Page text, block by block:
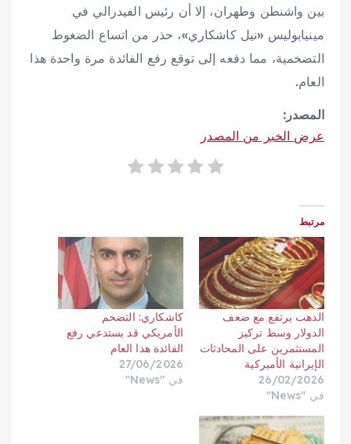
بين واشنطن وطهران، إلا أن رئيس الفيدرالي في
مينيابوليس «نيل كاشكاري»، حذر من اتساع الضغوط
التضخمية، مما دفعه إلى توقع رفع الفائدة مرة واحدة هذا
العام.
المصدر:
عرض الخبر من المصدر
مرتبط
الذهب يرتفع مع ضعف
الدولار وسط تركيز
المستثمرين على المحادثات
الإيرانية الأميركية
26/02/2026
في "News"
كاشكاري: التضخم
الأمريكي قد يستدعي رفع
الفائدة هذا العام
27/06/2026
في "News"